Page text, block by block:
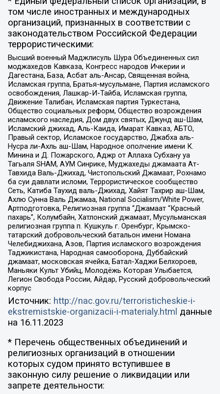
том числе иностранных и международных
организаций, признанных в соответствии с
законодательством Российской Федерации
террористическими:
Высший военный Маджлисуль Шура Объединенных сил
моджахедов Кавказа, Конгресс народов Ичкерии и
Дагестана, База, Асбат аль-Ансар, Священная война,
Исламская группа, Братья-мусульмане, Партия исламского
освобождения, Лашкар-И-Тайба, Исламская группа,
Движение Талибан, Исламская партия Туркестана,
Общество социальных реформ, Общество возрождения
исламского наследия, Дом двух святых, Джунд аш-Шам,
Исламский джихад, Аль-Каида, Имарат Кавказ, АБТО,
Правый сектор, Исламское государство, Джабха аль-
Нусра ли-Ахль аш-Шам, Народное ополчение имени К.
Минина и Д. Пожарского, Аджр от Аллаха Субхану уа
Тагьаля SHAM, АУМ Синрике, Муджахеды джамаата Ат-
Тавхида Валь-Джихад, Чистопольский Джамаат, Рохнамо
ба суи давлати исломи, Террористическое сообщество
Сеть, Катиба Таухид валь-Джихад, Хайят Тахрир аш-Шам,
Ахлю Сунна Валь Джамаа, National Socialism/White Power,
Артподготовка, Религиозная группа “Джамаат “Красный
пахарь”, Колумбайн, Хатлонский джамаат, Мусульманская
религиозная группа п. Кушкуль г. Оренбург, Крымско-
татарский добровольческий батальон имени Номана
Челебиджихана, Азов, Партия исламского возрождения
Таджикистана, Народная самооборона, Дуббайский
джамаат, московская ячейка, Батал-Хаджи Белхороев,
Маньяки Культ Убийц, Молодёжь Которая Улыбается,
Легион Свобода России, Айдар, Русский добровольческий
корпус
Источник: http://nac.gov.ru/terroristicheskie-i-
ekstremistskie-organizacii-i-materialy.html данные
на 16.11.2023
* Перечень общественных объединений и
религиозных организаций в отношении
которых судом принято вступившее в
законную силу решение о ликвидации или
запрете деятельности: